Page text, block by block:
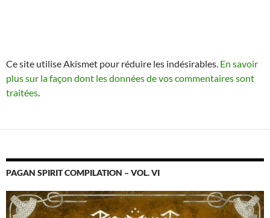
Ce site utilise Akismet pour réduire les indésirables. En savoir
plus sur la façon dont les données de vos commentaires sont
traitées.
PAGAN SPIRIT COMPILATION – VOL. VI